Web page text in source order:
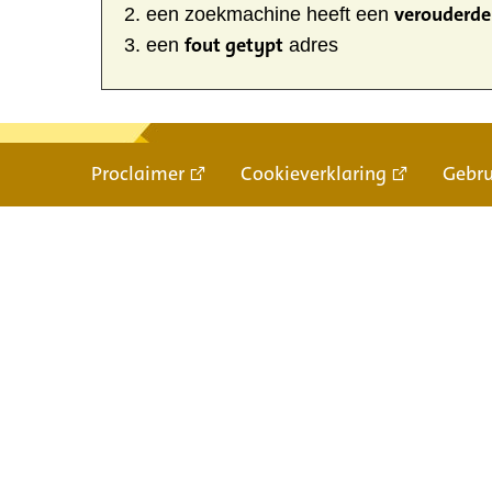
een zoekmachine heeft een
een fout getypt adres
Proclaimer Cookieverklaring